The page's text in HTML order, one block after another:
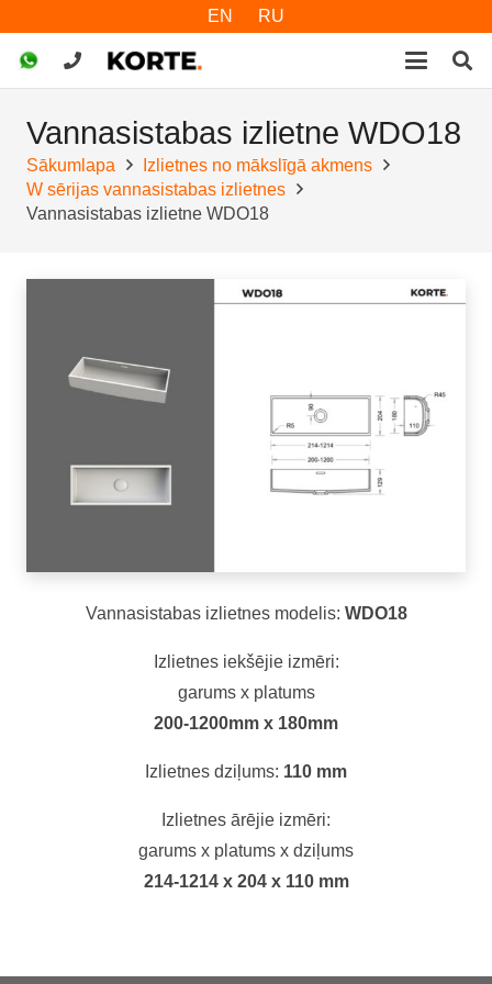
EN RU
Vannasistabas izlietne WDO18
Sākumlapa
Izlietnes no mākslīgā akmens
W sērijas vannasistabas izlietnes
Vannasistabas izlietne WDO18
Vannasistabas izlietnes modelis: WDO18
Izlietnes iekšējie izmēri:
garums x platums
200-1200mm x 180mm
Izlietnes dziļums: 110 mm
Izlietnes ārējie izmēri:
garums x platums x dziļums
214-1214 x 204 x 110 mm